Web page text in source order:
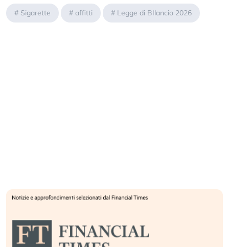
# Sigarette # affitti # Legge di BIlancio 2026